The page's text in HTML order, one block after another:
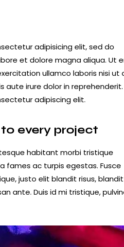
adipisicing elit, sed do
et dolore magna aliqua. Ut
ullamco laboris nisi ut
aute irure dolor in reprehenderit.
adipiscing elit.
every project
habitant morbi tristique
fames ac turpis egestas. Fusce
justo elit blandit risus, blandit
ante. Duis id mi tristique,